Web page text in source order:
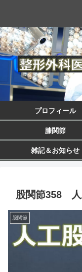
プロフィール
膝関節
雑記＆お知らせ
股関節358 人
股関節